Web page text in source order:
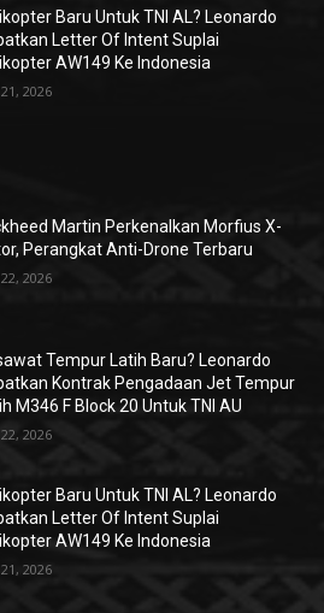
Baru Untuk TNI AL? Leonardo
Letter Of Intent Suplai
AW149 Ke Indonesia
2026
Martin Perkenalkan Morfius X-
Perangkat Anti-Drone Terbaru
2026
Tempur Latih Baru? Leonardo
Kontrak Pengadaan Jet Tempur
M346 F Block 20 Untuk TNI AU
2026
Baru Untuk TNI AL? Leonardo
Letter Of Intent Suplai
AW149 Ke Indonesia
2026